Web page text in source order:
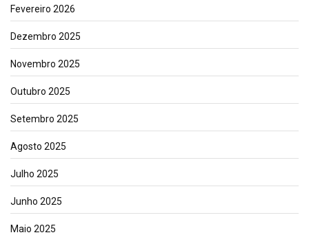
Fevereiro 2026
Dezembro 2025
Novembro 2025
Outubro 2025
Setembro 2025
Agosto 2025
Julho 2025
Junho 2025
Maio 2025